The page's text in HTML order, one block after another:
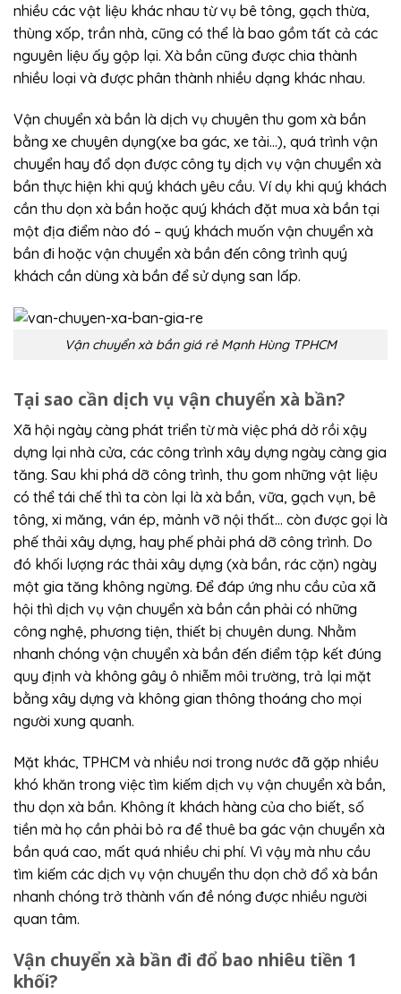
nhiều các vật liệu khác nhau từ vụ bê tông, gạch thừa,
thùng xốp, trần nhà, cũng có thể là bao gồm tất cả các
nguyên liệu ấy gộp lại. Xà bần cũng được chia thành
nhiều loại và được phân thành nhiều dạng khác nhau.
Vận chuyển xà bần là dịch vụ chuyên thu gom xà bần
bằng xe chuyên dụng(xe ba gác, xe tải…), quá trình vận
chuyển hay đổ dọn được công ty dịch vụ vận chuyển xà
bần thực hiện khi quý khách yêu cầu. Ví dụ khi quý khách
cần thu dọn xà bần hoặc quý khách đặt mua xà bần tại
một địa điểm nào đó – quý khách muốn vận chuyển xà
bần đi hoặc vận chuyển xà bần đến công trình quý
khách cần dùng xà bần để sử dụng san lấp.
Vận chuyển xà bần giá rẻ Mạnh Hùng TPHCM
Tại sao cần dịch vụ vận chuyển xà bần?
Xã hội ngày càng phát triển từ mà việc phá dở rồi xậy
dựng lại nhà cửa, các công trình xây dựng ngày càng gia
tăng. Sau khi phá dỡ công trình, thu gom những vật liệu
có thể tái chế thì ta còn lại là xà bần, vữa, gạch vụn, bê
tông, xi măng, ván ép, mảnh vỡ nội thất… còn được gọi là
phế thải xây dựng, hay phế phải phá dỡ công trình. Do
đó khối lượng rác thải xây dựng (xà bần, rác cặn) ngày
một gia tăng không ngừng. Để đáp ứng nhu cầu của xã
hội thì dịch vụ vận chuyển xà bần cần phải có những
công nghệ, phương tiện, thiết bị chuyên dung. Nhằm
nhanh chóng vận chuyển xà bần đến điểm tập kết đúng
quy định và không gây ô nhiễm môi trường, trả lại mặt
bằng xây dựng và không gian thông thoáng cho mọi
người xung quanh.
Mặt khác, TPHCM và nhiều nơi trong nước đã gặp nhiều
khó khăn trong việc tìm kiếm dịch vụ vận chuyển xà bần,
thu dọn xà bần. Không ít khách hàng của cho biết, số
tiền mà họ cần phải bỏ ra để thuê ba gác vận chuyển xà
bần quá cao, mất quá nhiều chi phí. Vì vậy mà nhu cầu
tìm kiếm các dịch vụ vận chuyển thu dọn chở đổ xà bần
nhanh chóng trở thành vấn đề nóng được nhiều người
quan tâm.
Vận chuyển xà bần đi đổ bao nhiêu tiền 1
khối?